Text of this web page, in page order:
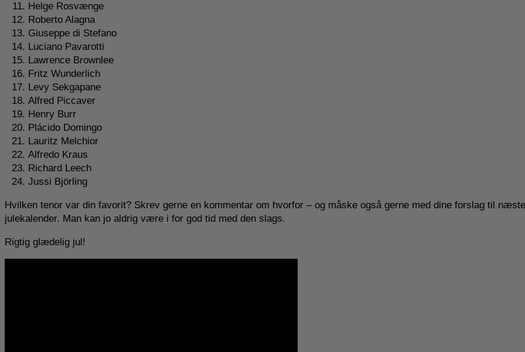
Helge Rosvænge
Roberto Alagna
Giuseppe di Stefano
Luciano Pavarotti
Lawrence Brownlee
Fritz Wunderlich
Levy Sekgapane
Alfred Piccaver
Henry Burr
Plácido Domingo
Lauritz Melchior
Alfredo Kraus
Richard Leech
Jussi Björling
Hvilken tenor var din favorit? Skrev gerne en kommentar om hvorfor – og måske også gerne med dine forslag til
julekalender. Man kan jo aldrig være i for god tid med den slags.
Rigtig glædelig jul!